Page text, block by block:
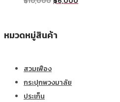
หมวดหมู่สินค้า
สวมเฟือง
กระปุกพวงมาลัย
ประเก็น